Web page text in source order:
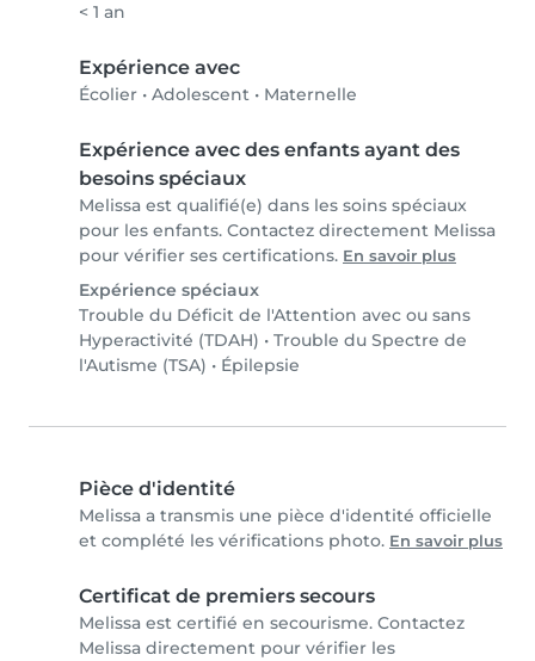
< 1 an
Expérience avec
Écolier • Adolescent • Maternelle
Expérience avec des enfants ayant des
besoins spéciaux
Melissa est qualifié(e) dans les soins spéciaux
pour les enfants. Contactez directement Melissa
pour vérifier ses certifications. En savoir plus
Expérience spéciaux
Trouble du Déficit de l'Attention avec ou sans
Hyperactivité (TDAH) • Trouble du Spectre de
l'Autisme (TSA) • Épilepsie
Pièce d'identité
Melissa a transmis une pièce d'identité officielle
et complété les vérifications photo. En savoir plus
Certificat de premiers secours
Melissa est certifié en secourisme. Contactez
Melissa directement pour vérifier les